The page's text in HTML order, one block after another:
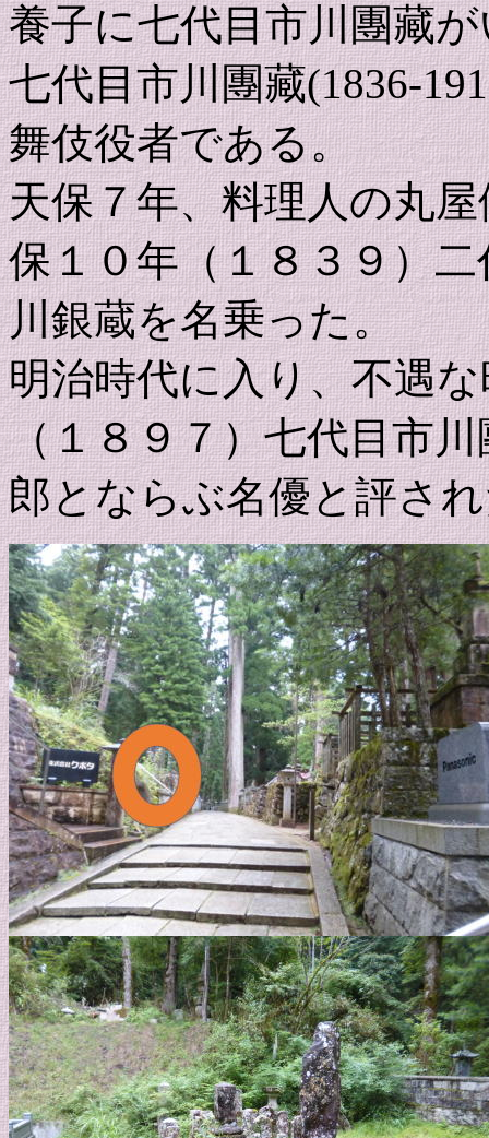
養子に七代目市川團藏
七代目市川團藏(1836-
舞伎役者である。
天保７年、料理人の丸
保１０年（１８３９）
川銀蔵を名乗った。
明治時代に入り、不遇
（１８９７）七代目市
郎とならぶ名優と評さ